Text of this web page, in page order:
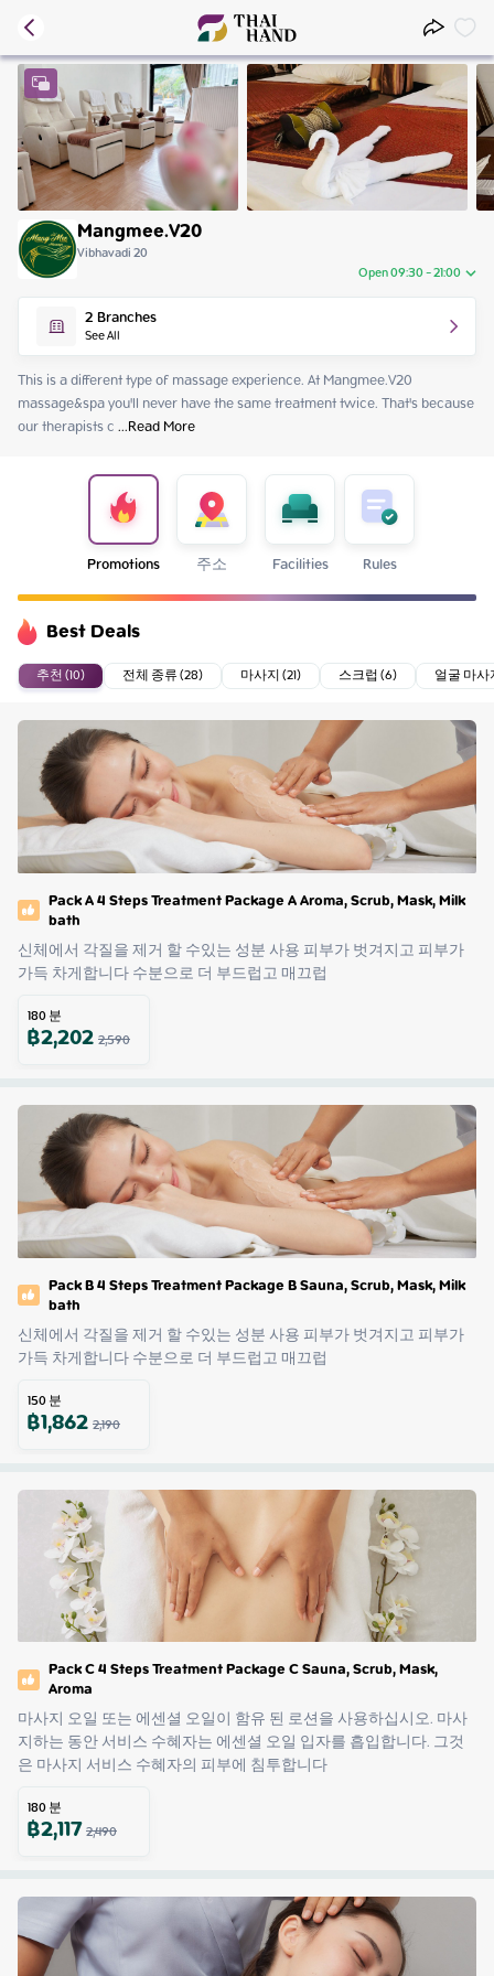
Mangmee.V20
Vibhavadi 20
Open 09:30 - 21:00
Sunday 09:30 - 21:00
Monday 09:30 - 21:00
Tuesday 09:30 - 21:00
Wednesday 09:30 - 21:00
Thursday 09:30 - 21:00
Friday
2Branches
See All
This is a different type of massage experience. At Mangmee.V20
massage&spa you'll never have the same treatment twice. That's because
our therapists c ...Read More
Promotions 주소 Facilities Rules
Best Deals
추천 (10) 전체 종류 (28) 마사지 (21) 스크럽 (6) 얼굴 마
Pack A 4 Steps Treatment Package A Aroma, Scrub, Mask, Milk
bath
신체에서 각질을 제거 할 수있는 성분 사용 피부가 벗겨지고 피부가
가득 차게합니다 수분으로 더 부드럽고 매끄럽
180분
฿2,2022,590
Pack B 4 Steps Treatment Package B Sauna, Scrub, Mask, Milk
bath
신체에서 각질을 제거 할 수있는 성분 사용 피부가 벗겨지고 피부가
가득 차게합니다 수분으로 더 부드럽고 매끄럽
150분
฿1,8622,190
Pack C 4 Steps Treatment Package C Sauna, Scrub, Mask,
Aroma
마사지 오일 또는 에센셜 오일이 함유 된 로션을 사용하십시오. 마사
지하는 동안 서비스 수혜자는 에센셜 오일 입자를 흡입합니다. 그것
은 마사지 서비스 수혜자의 피부에 침투합니다
180분
฿2,1172,490